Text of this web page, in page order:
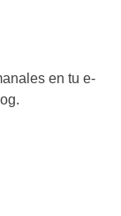
en tu e-